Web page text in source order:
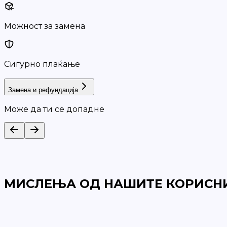
Можност за замена
Сигурно плаќање
Замена и рефундација
Може да ти се допадне
МИСЛЕЊА ОД НАШИТЕ